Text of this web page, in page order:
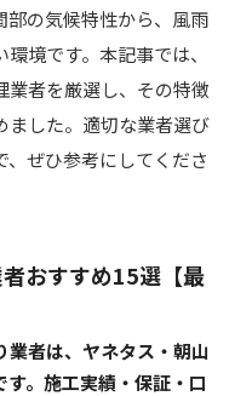
部の気候特性から、風雨
境です。本記事では、
業者を厳選し、その特徴
ました。適切な業者選び
ぜひ参考にしてくださ
おすすめ15選【最
者は、ヤネタス・朝山
。施工実績・保証・口